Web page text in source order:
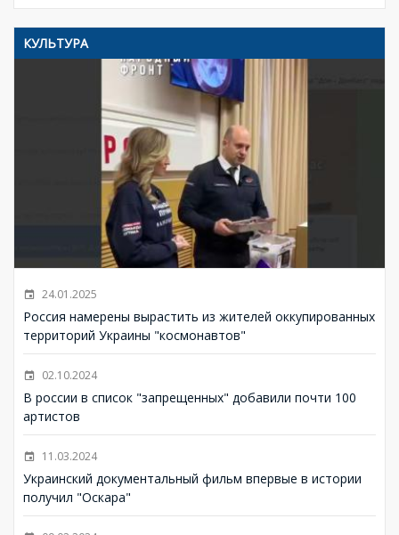
КУЛЬТУРА
24.01.2025
Россия намерены вырастить из жителей оккупированных
территорий Украины "космонавтов"
02.10.2024
В россии в список "запрещенных" добавили почти 100
артистов
11.03.2024
Украинский документальный фильм впервые в истории
получил "Оскара"